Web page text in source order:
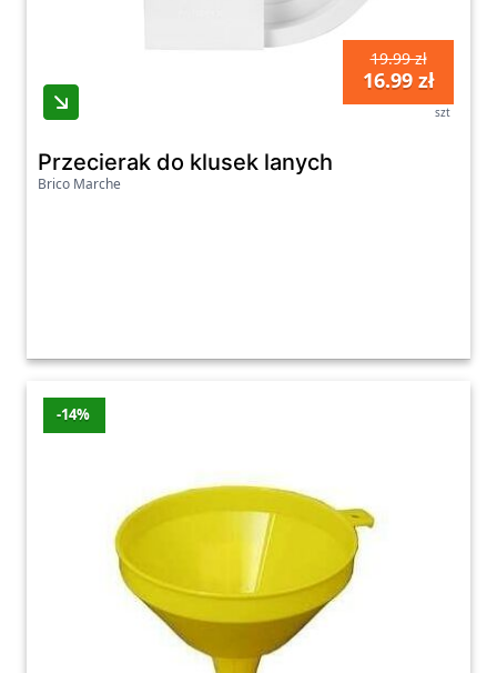
19.99 zł
16.99 zł
szt
Przecierak do klusek lanych
Brico Marche
-14%